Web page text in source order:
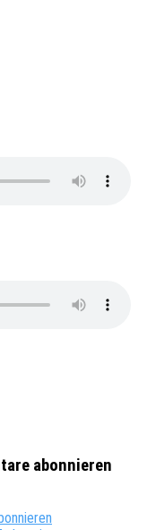
abonnieren